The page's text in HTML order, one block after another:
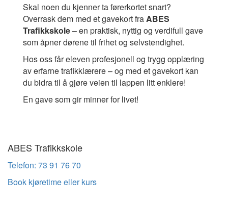
Skal noen du kjenner ta førerkortet snart?
Overrask dem med et gavekort fraABES
Trafikkskole– en praktisk, nyttig og verdifull gave
som åpner dørene til frihet og selvstendighet.
Hos oss får eleven profesjonell og trygg opplæring
av erfarne trafikklærere – og med et gavekort kan
du bidra til å gjøre veien til lappen litt enklere!
En gave som gir minner for livet!
ABES Trafikkskole
Telefon: 73 91 76 70
Book kjøretime eller kurs